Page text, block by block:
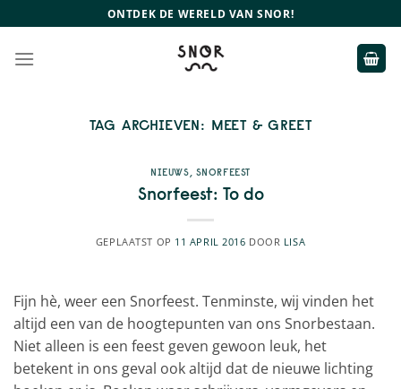
naar
inhoud
ONTDEK DE WERELD VAN SNOR!
TAG ARCHIEVEN: MEET & GREET
NIEUWS, SNORFEEST
Snorfeest: To do
GEPLAATST OP 11 APRIL 2016 DOOR LISA
Fijn hè, weer een Snorfeest. Tenminste, wij vinden het
altijd een van de hoogtepunten van ons Snorbestaan.
Niet alleen is een feest geven gewoon leuk, het
betekent in ons geval ook altijd dat de nieuwe lichting